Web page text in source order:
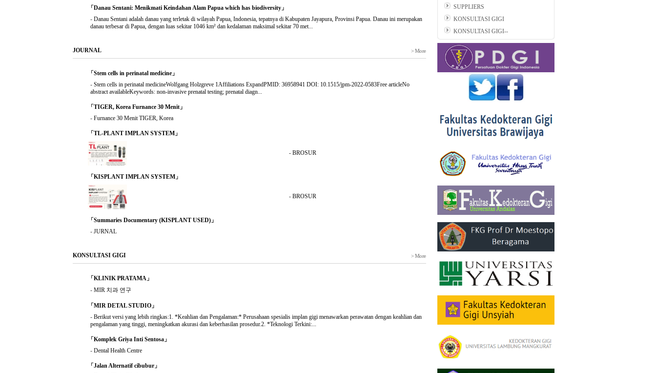
「Danau Sentani: Menikmati Keindahan Alam Papua which has biodiversity」
- Danau Sentani adalah danau yang terletak di wilayah Papua, Indonesia, tepatnya di Kabupaten Jayapura, Provinsi Papua. Danau ini merupakan
danau terbesar di Papua, dengan luas sekitar 1046 km² dan kedalaman maksimal sekitar 70 met...
JOURNAL > More
「Stem cells in perinatal medicine」
- Stem cells in perinatal medicineWolfgang Holzgreve 1Affiliations ExpandPMID: 36958941 DOI: 10.1515/jpm-2022-0583Free articleNo
abstract availableKeywords: non-invasive prenatal testing; prenatal diagn...
「TIGER, Korea Furnance 30 Menit」
- Furnance 30 Menit TIGER, Korea
「TL-PLANT IMPLAN SYSTEM」
- BROSUR
「KISPLANT IMPLAN SYSTEM」
- BROSUR
「Summaries Documentary (KISPLANT USED)」
- JURNAL
KONSULTASI GIGI > More
「KLINIK PRATAMA」
- MIR 치과 연구
「MIR DETAL STUDIO」
- Berikut versi yang lebih ringkas:1. *Keahlian dan Pengalaman:* Perusahaan spesialis implan gigi menawarkan perawatan dengan keahlian dan
pengalaman yang tinggi, meningkatkan akurasi dan keberhasilan prosedur.2. *Teknologi Terkini:...
「Komplek Griya Inti Sentosa」
- Dental Health Centre
「Jalan Alternatif cibubur」
SUPPLIERS
KONSULTASI GIGI
KONSULTASI GIGI--